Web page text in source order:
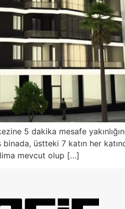
5 dakika mesafe
üstteki 7 katın her
mevcut olup […]